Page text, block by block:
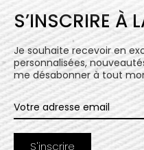
S’INSCRIRE À
Je souhaite recevoir en
personnalisées,
me désabonner à tout